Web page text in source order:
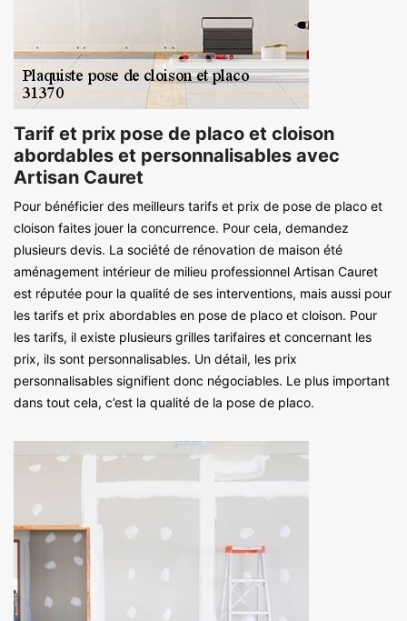
Tarif et prix pose de placo et cloison
abordables et personnalisables avec
Artisan Cauret
Pour bénéficier des meilleurs tarifs et prix de pose de placo et
cloison faites jouer la concurrence. Pour cela, demandez
plusieurs devis. La société de rénovation de maison été
aménagement intérieur de milieu professionnel Artisan Cauret
est réputée pour la qualité de ses interventions, mais aussi pour
les tarifs et prix abordables en pose de placo et cloison. Pour
les tarifs, il existe plusieurs grilles tarifaires et concernant les
prix, ils sont personnalisables. Un détail, les prix
personnalisables signifient donc négociables. Le plus important
dans tout cela, c’est la qualité de la pose de placo.